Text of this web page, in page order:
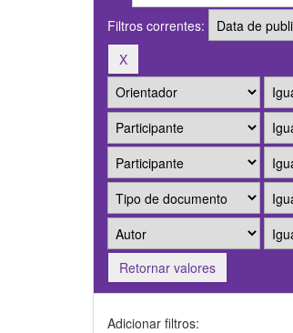
Filtros correntes:
Retornar valores
Adicionar filtros: